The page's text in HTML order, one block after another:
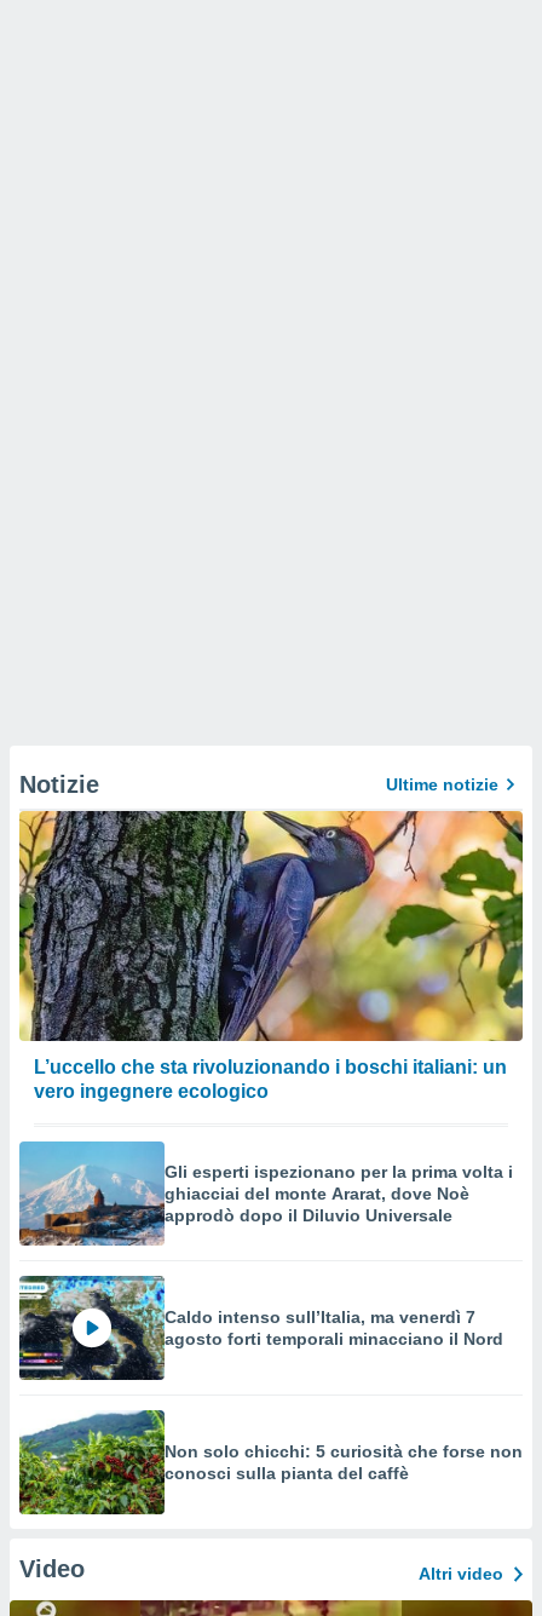
Notizie Ultime notizie
L’uccello che sta rivoluzionando i boschi italiani: un
vero ingegnere ecologico
Gli esperti ispezionano per la prima volta i
ghiacciai del monte Ararat, dove Noè
approdò dopo il Diluvio Universale
Caldo intenso sull’Italia, ma venerdì 7
agosto forti temporali minacciano il Nord
Non solo chicchi: 5 curiosità che forse non
conosci sulla pianta del caffè
Video Altri video